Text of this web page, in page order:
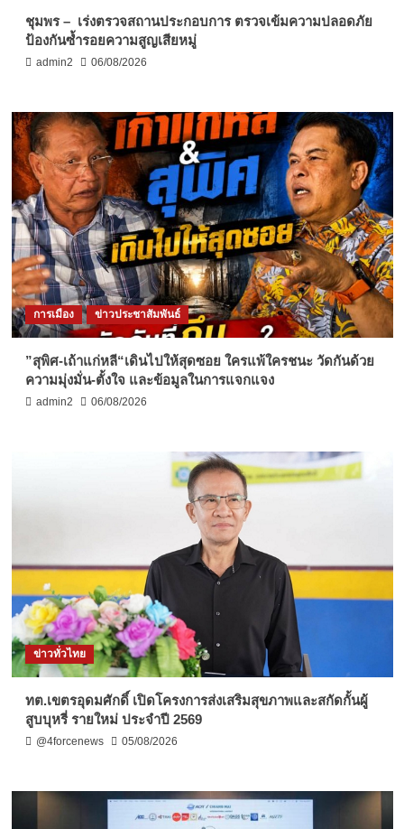
ชุมพร – เร่งตรวจสถานประกอบการ ตรวจเข้มความปลอดภัย
ป้องกันซ้ำรอยความสูญเสียหมู่
admin2 06/08/2026
การเมือง ข่าวประชาสัมพันธ์
”สุพิศ-เถ้าแก่หลี“เดินไปให้สุดซอย ใครแพ้ใครชนะ วัดกันด้วย
ความมุ่งมั่น-ตั้งใจ และข้อมูลในการแจกแจง
admin2 06/08/2026
ข่าวทั่วไทย
ทต.เขตรอุดมศักดิ์ เปิดโครงการส่งเสริมสุขภาพและสกัดกั้นผู้
สูบบุหรี่ รายใหม่ ประจำปี 2569
@4forcenews 05/08/2026